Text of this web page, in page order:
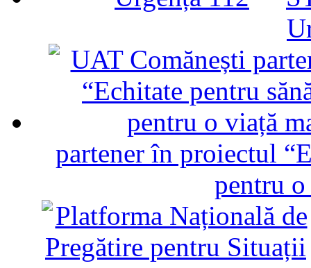
partener în proiectul
pentru